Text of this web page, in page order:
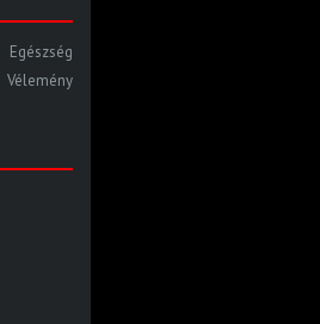
Egészség
Vélemény